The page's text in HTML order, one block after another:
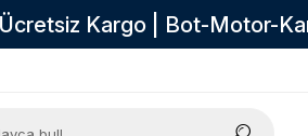
Kargo | Bot-Motor-